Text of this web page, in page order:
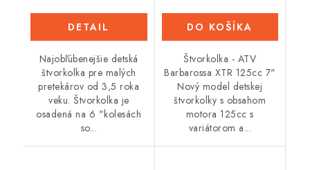
DETAIL
Najobľúbenejšie detská
štvorkolka pre malých
pretekárov od 3,5 roka
veku. Štvorkolka je
osadená na 6 "kolesách
so...
DO KOŠÍKA
Štvorkolka - ATV
Barbarossa XTR 125cc 7"
Nový model detskej
štvorkolky s obsahom
motora 125cc s
variátorom a...